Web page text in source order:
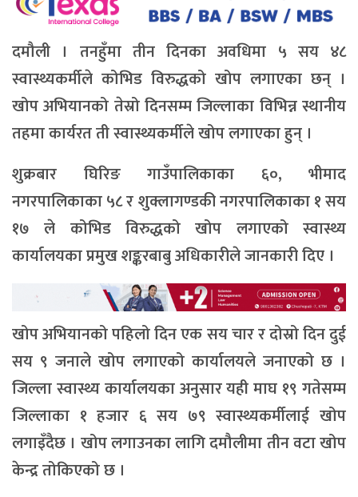
दमौली । तनहुँमा तीन दिनका अवधिमा ५ सय ४८
स्वास्थ्यकर्मीले कोभिड विरुद्धको खोप लगाएका छन् ।
खोप अभियानको तेस्रो दिनसम्म जिल्लाका विभिन्न स्थानीय
तहमा कार्यरत ती स्वास्थ्यकर्मीले खोप लगाएका हुन् ।
शुक्रबार घिरिङ गाउँपालिकाका ६०, भीमाद
नगरपालिकाका ५८ र शुक्लागण्डकी नगरपालिकाका १ सय
१७ ले कोभिड विरुद्धको खोप लगाएको स्वास्थ्य
कार्यालयका प्रमुख शङ्करबाबु अधिकारीले जानकारी दिए ।
खोप अभियानको पहिलो दिन एक सय चार र दोस्रो दिन दुई
सय ९ जनाले खोप लगाएको कार्यालयले जनाएको छ ।
जिल्ला स्वास्थ्य कार्यालयका अनुसार यही माघ १९ गतेसम्म
जिल्लाका १ हजार ६ सय ७९ स्वास्थ्यकर्मीलाई खोप
लगाइँदैछ । खोप लगाउनका लागि दमौलीमा तीन वटा खोप
केन्द्र तोकिएको छ ।